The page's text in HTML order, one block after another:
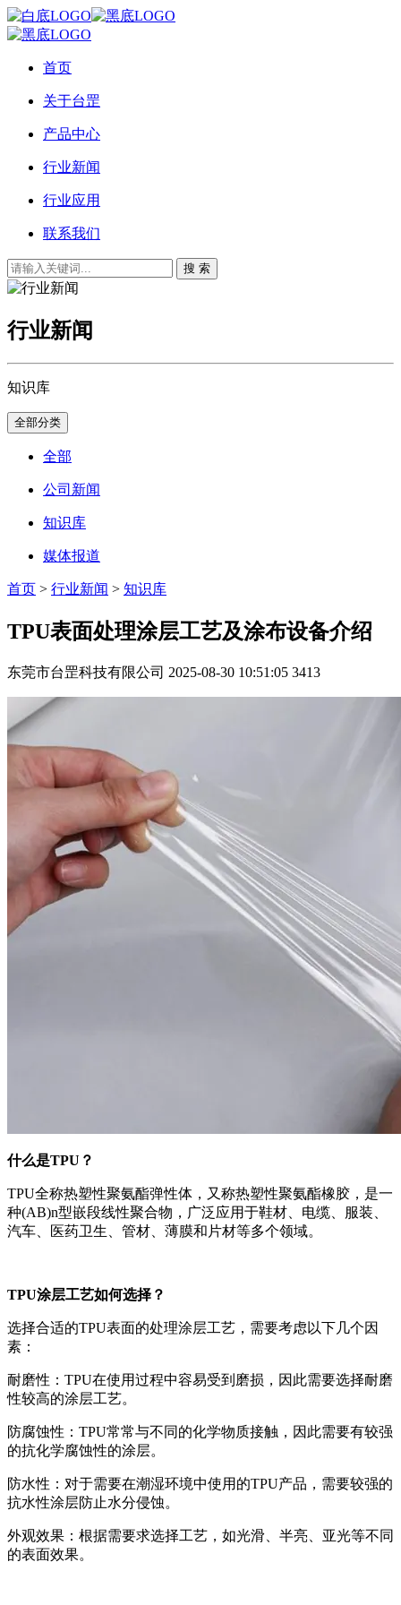
首页
关于台罡
产品中心
行业新闻
行业应用
联系我们
搜 索
行业新闻
知识库
全部分类
全部
公司新闻
知识库
媒体报道
首页 > 行业新闻 > 知识库
TPU表面处理涂层工艺及涂布设备介绍
东莞市台罡科技有限公司 2025-08-30 10:51:05 3413
什么是TPU？
TPU全称热塑性聚氨酯弹性体，又称热塑性聚氨酯橡胶，是一
种(AB)n型嵌段线性聚合物，广泛应用于鞋材、电缆、服装、
汽车、医药卫生、管材、薄膜和片材等多个领域。
TPU涂层工艺如何选择？
选择合适的TPU表面的处理涂层工艺，需要考虑以下几个因
素：
耐磨性：TPU在使用过程中容易受到磨损，因此需要选择耐磨
性较高的涂层工艺。
防腐蚀性：TPU常常与不同的化学物质接触，因此需要有较强
的抗化学腐蚀性的涂层。
防水性：对于需要在潮湿环境中使用的TPU产品，需要较强的
抗水性涂层防止水分侵蚀。
外观效果：根据需要求选择工艺，如光滑、半亮、亚光等不同
的表面效果。